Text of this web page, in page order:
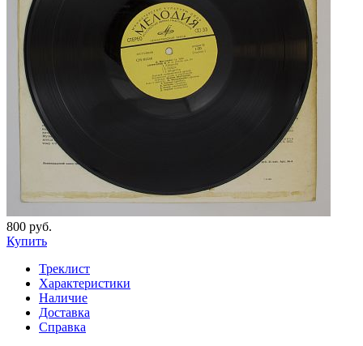
800 руб.
Купить
Треклист
Характеристики
Наличие
Доставка
Справка